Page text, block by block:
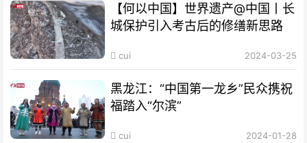
【何以中国】世界遗产@中国丨长
城保护引入考古后的修缮新思路
cui 2024-03-25
黑龙江：“中国第一龙乡”民众携祝
福踏入“尔滨”
cui 2024-01-28